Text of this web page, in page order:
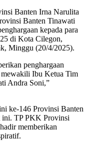
Banten Irna Narulita
Banten Tinawati
kepada para
di Kota Cilegon,
Minggu (20/4/2025).
penghargaan
mewakili Ibu Ketua Tim
Andra Soni,”
ke-146 Provinsi Banten
ini. TP PKK Provinsi
memberikan